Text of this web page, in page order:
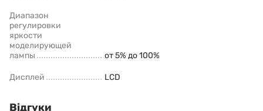
Диапазон
регулировки
яркости
моделирующей
лампы
от 5% до 100%
Дисплей LCD
Відгуки